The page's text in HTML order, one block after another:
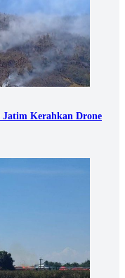
Jatim Kerahkan Drone